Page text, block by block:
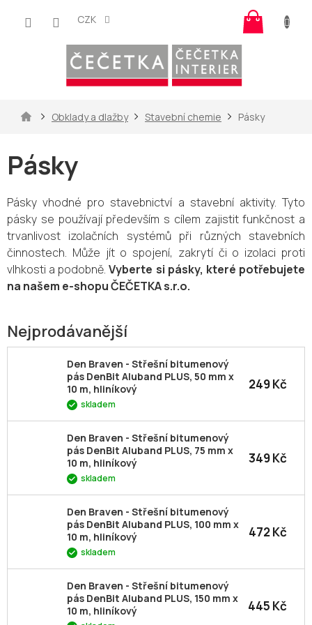
CZK
košík
DomůObklady a dlažby Stavební chemie Pásky
Pásky
Pásky vhodné pro stavebnictví a stavební aktivity. Tyto
pásky se používají především s cílem zajistit funkčnost a
trvanlivost izolačních systémů při různých stavebních
činnostech. Může jít o spojení, zakrytí či o izolaci proti
vlhkosti a podobně.Vyberte si pásky, které potřebujete
na našem e-shopu ČEČETKA s.r.o.
Nejprodávanější
Den Braven - Střešní bitumenový
pás DenBit Aluband PLUS, 50 mm x
10 m, hliníkový
skladem
249 Kč
Den Braven - Střešní bitumenový
pás DenBit Aluband PLUS, 75 mm x
10 m, hliníkový
skladem
349 Kč
Den Braven - Střešní bitumenový
pás DenBit Aluband PLUS, 100 mm x
10 m, hliníkový
skladem
472 Kč
Den Braven - Střešní bitumenový
pás DenBit Aluband PLUS, 150 mm x
10 m, hliníkový
445 Kč